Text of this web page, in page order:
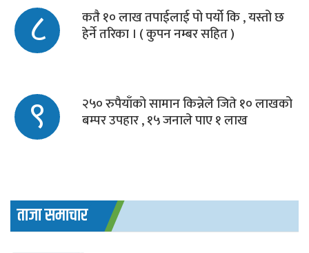
८ कतै १० लाख तपाईलाई पो पर्यो कि , यस्तो छ
हेर्ने तरिका । ( कुपन नम्बर सहित )
९ २५० रुपैयाँको सामान किन्नेले जिते १० लाखको
बम्पर उपहार , १५ जनाले पाए १ लाख
ताजा समाचार